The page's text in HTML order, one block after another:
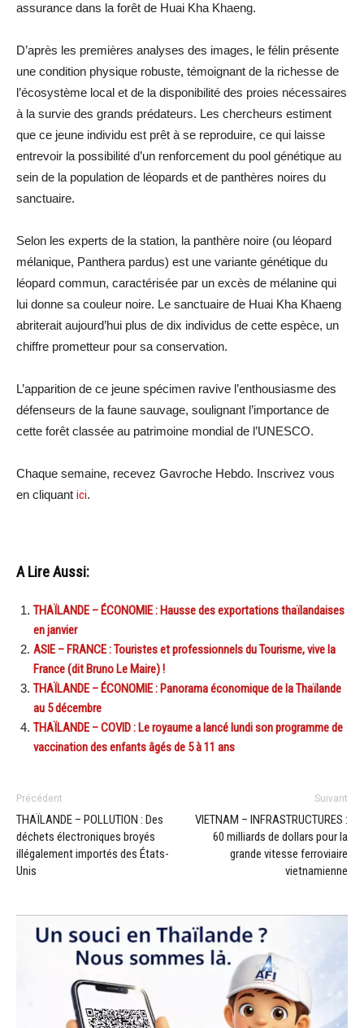
assurance dans la forêt de Huai Kha Khaeng.
D’après les premières analyses des images, le félin présente
une condition physique robuste, témoignant de la richesse de
l’écosystème local et de la disponibilité des proies nécessaires
à la survie des grands prédateurs. Les chercheurs estiment
que ce jeune individu est prêt à se reproduire, ce qui laisse
entrevoir la possibilité d’un renforcement du pool génétique au
sein de la population de léopards et de panthères noires du
sanctuaire.
Selon les experts de la station, la panthère noire (ou léopard
mélanique, Panthera pardus) est une variante génétique du
léopard commun, caractérisée par un excès de mélanine qui
lui donne sa couleur noire. Le sanctuaire de Huai Kha Khaeng
abriterait aujourd’hui plus de dix individus de cette espèce, un
chiffre prometteur pour sa conservation.
L’apparition de ce jeune spécimen ravive l’enthousiasme des
défenseurs de la faune sauvage, soulignant l’importance de
cette forêt classée au patrimoine mondial de l’UNESCO.
Chaque semaine, recevez Gavroche Hebdo. Inscrivez vous
en cliquant ici.
A Lire Aussi:
THAÏLANDE – ÉCONOMIE : Hausse des exportations thaïlandaises
en janvier
ASIE – FRANCE : Touristes et professionnels du Tourisme, vive la
France (dit Bruno Le Maire) !
THAÏLANDE – ÉCONOMIE : Panorama économique de la Thaïlande
au 5 décembre
THAÏLANDE – COVID : Le royaume a lancé lundi son programme de
vaccination des enfants âgés de 5 à 11 ans
Précédent
THAÏLANDE – POLLUTION : Des
déchets électroniques broyés
illégalement importés des États-
Unis
Suivant
VIETNAM – INFRASTRUCTURES :
60 milliards de dollars pour la
grande vitesse ferroviaire
vietnamienne